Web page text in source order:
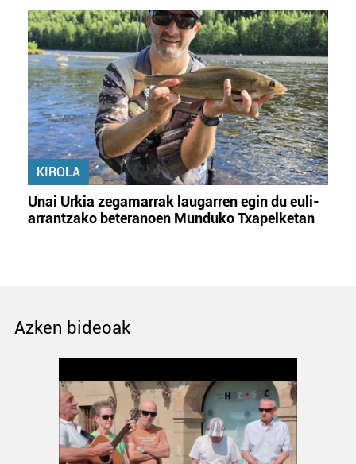
KIROLA
Unai Urkia zegamarrak laugarren egin du euli-
arrantzako beteranoen Munduko Txapelketan
Azken bideoak